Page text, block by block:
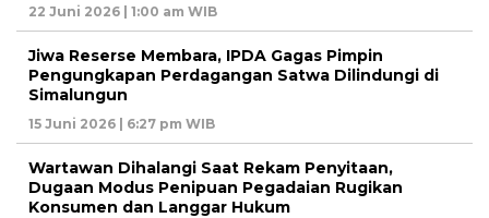
22 Juni 2026 | 1:00 am WIB
Jiwa Reserse Membara, IPDA Gagas Pimpin
Pengungkapan Perdagangan Satwa Dilindungi di
Simalungun
15 Juni 2026 | 6:27 pm WIB
Wartawan Dihalangi Saat Rekam Penyitaan,
Dugaan Modus Penipuan Pegadaian Rugikan
Konsumen dan Langgar Hukum